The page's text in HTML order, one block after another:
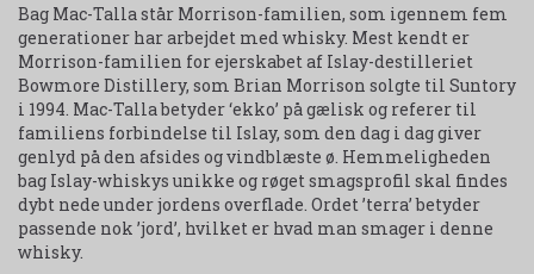
Bag Mac-Talla står Morrison-familien, som igennem fem
generationer har arbejdet med whisky. Mest kendt er
Morrison-familien for ejerskabet af Islay-destilleriet
Bowmore Distillery, som Brian Morrison solgte til Suntory
i 1994. Mac-Talla betyder ‘ekko’ på gælisk og referer til
familiens forbindelse til Islay, som den dag i dag giver
genlyd på den afsides og vindblæste ø. Hemmeligheden
bag Islay-whiskys unikke og røget smagsprofil skal findes
dybt nede under jordens overflade. Ordet ’terra’ betyder
passende nok ’jord’, hvilket er hvad man smager i denne
whisky.